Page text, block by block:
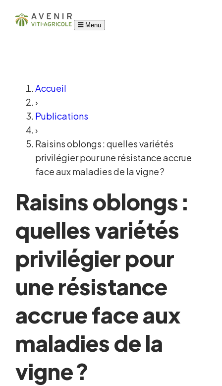
Menu
Accueil
›
Publications
›
Raisins oblongs : quelles variétés
privilégier pour une résistance accrue
face aux maladies de la vigne ?
Raisins oblongs :
quelles variétés
privilégier pour
une résistance
accrue face aux
maladies de la
vigne ?